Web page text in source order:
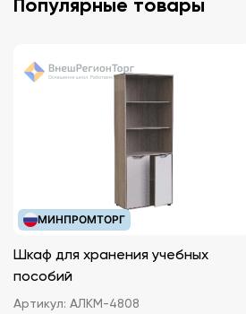
Популярные товары
МИНПРОМТОРГ
Шкаф для хранения учебных
пособий
Артикул: АЛКМ-4808